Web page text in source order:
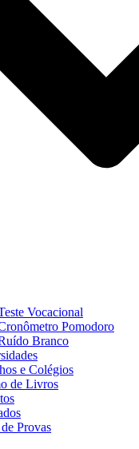
Vocacional
Pomodoro
Branco
e Colégios
de Livros
Provas